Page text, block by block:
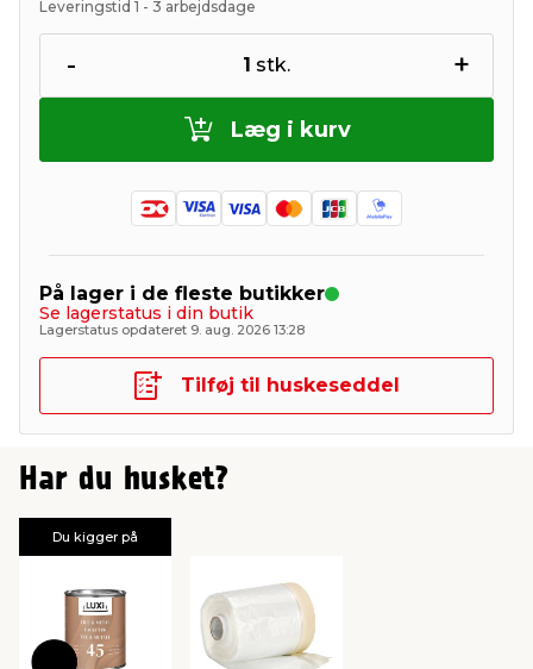
Leveringstid 1 - 3 arbejdsdage
- 1 stk. +
Læg i kurv
På lager i de fleste butikker
Se lagerstatus i din butik
Lagerstatus opdateret 9. aug. 2026 13:28
Tilføj til huskeseddel
Har du husket?
Du kigger på